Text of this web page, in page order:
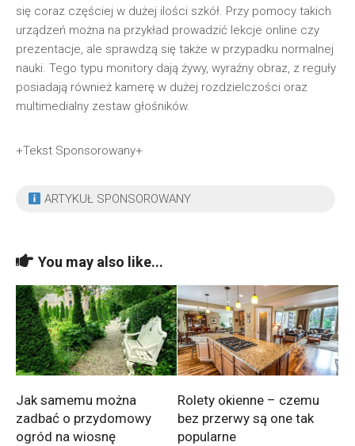
się coraz częściej w dużej ilości szkół. Przy pomocy takich
urządzeń można na przykład prowadzić lekcje online czy
prezentacje, ale sprawdzą się także w przypadku normalnej
nauki. Tego typu monitory dają żywy, wyraźny obraz, z reguły
posiadają również kamerę w dużej rozdzielczości oraz
multimedialny zestaw głośników.
+Tekst Sponsorowany+
ARTYKUŁ SPONSOROWANY
You may also like...
Jak samemu można
zadbać o przydomowy
ogród na wiosnę
Rolety okienne – czemu
bez przerwy są one tak
popularne